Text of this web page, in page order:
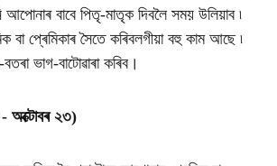
বাবে পিতৃ-মাতৃক দিবলৈ সময় উলিয়াব ৷
প্ৰেমিকাৰ সৈতে কৰিবলগীয়া বহু কাম আছে ৷
ভাগ-বাটোৱাৰা কৰিব।
অক্টোবৰ ২৩)